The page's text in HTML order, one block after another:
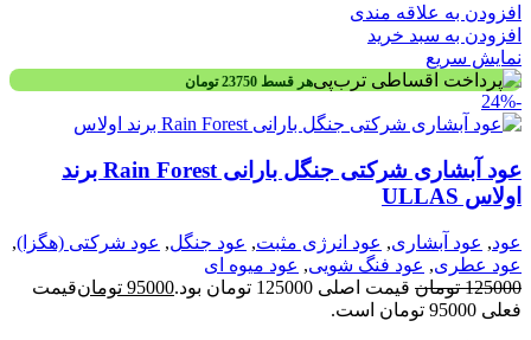
افزودن به علاقه مندی
افزودن به سبد خرید
نمایش سریع
هر قسط 23750 تومان
-24%
عود آبشاری شرکتی جنگل بارانی Rain Forest برند
اولاس ULLAS
عود, عود آبشاری, عود انرژی مثبت, عود جنگل, عود شرکتی (هگزا),
عود عطری, عود فنگ شویی, عود میوه ای
125000 تومان قیمت اصلی 125000 تومان بود. 95000 تومانقیمت
فعلی 95000 تومان است.